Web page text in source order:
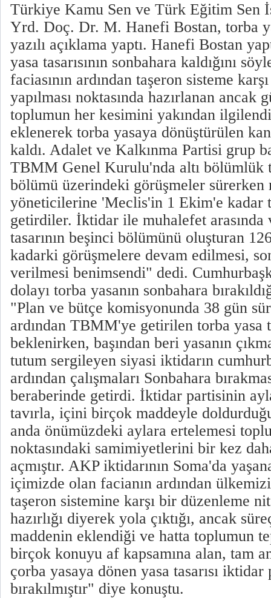
Türkiye Kamu Sen ve Türk Eğitim Sen
Yrd. Doç. Dr. M. Hanefi Bostan, torba
yazılı açıklama yaptı. Hanefi Bostan
yasa tasarısının sonbahara kaldığını
faciasının ardından taşeron sisteme
yapılması noktasında hazırlanan ancak
toplumun her kesimini yakından
eklenerek torba yasaya dönüştürülen
kaldı. Adalet ve Kalkınma Partisi grup
TBMM Genel Kurulu'nda altı bölümlük
bölümü üzerindeki görüşmeler sürerken
yöneticilerine 'Meclis'in 1 Ekim'e
getirdiler. İktidar ile muhalefet arasında
tasarının beşinci bölümünü oluşturan
kadarki görüşmelere devam edilmesi,
verilmesi benimsendi" dedi.
dolayı torba yasanın sonbahara
"Plan ve bütçe komisyonunda 38 gün
ardından TBMM'ye getirilen torba yasa
beklenirken, başından beri yasanın
tutum sergileyen siyasi iktidarın
ardından çalışmaları Sonbahara
beraberinde getirdi. İktidar partisinin
tavırla, içini birçok maddeyle
anda önümüzdeki aylara ertelemesi
noktasındaki samimiyetlerini bir kez
açmıştır. AKP iktidarının Soma'da
içimizde olan facianın ardından
taşeron sistemine karşı bir düzenleme
hazırlığı diyerek yola çıktığı, ancak
maddenin eklendiği ve hatta toplumun
birçok konuyu af kapsamına alan, tam
çorba yasaya dönen yasa tasarısı
bırakılmıştır" diye konuştu.